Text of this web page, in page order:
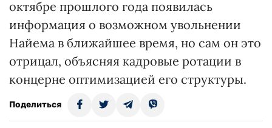
октябре прошлого года появилась
информация о возможном увольнении
Найема в ближайшее время, но сам он это
отрицал, объясняя кадровые ротации в
концерне оптимизацией его структуры.
Поделиться